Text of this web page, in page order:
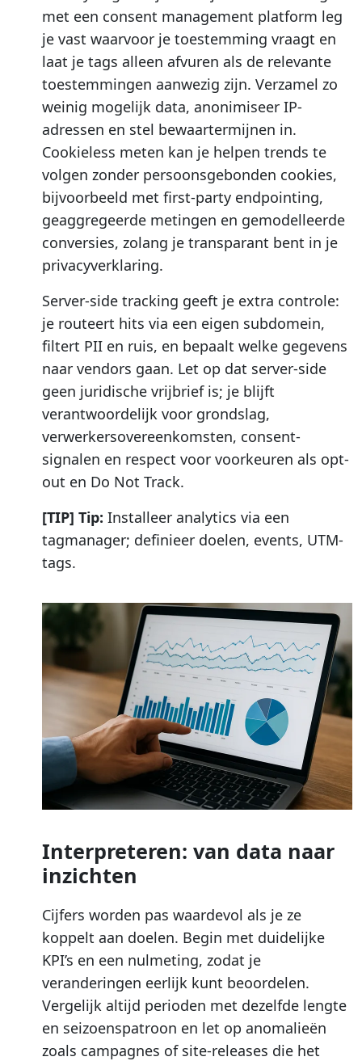
met een consent management platform leg
je vast waarvoor je toestemming vraagt en
laat je tags alleen afvuren als de relevante
toestemmingen aanwezig zijn. Verzamel zo
weinig mogelijk data, anonimiseer IP-
adressen en stel bewaartermijnen in.
Cookieless meten kan je helpen trends te
volgen zonder persoonsgebonden cookies,
bijvoorbeeld met first-party endpointing,
geaggregeerde metingen en gemodelleerde
conversies, zolang je transparant bent in je
privacyverklaring.
Server-side tracking geeft je extra controle:
je routeert hits via een eigen subdomein,
filtert PII en ruis, en bepaalt welke gegevens
naar vendors gaan. Let op dat server-side
geen juridische vrijbrief is; je blijft
verantwoordelijk voor grondslag,
verwerkersovereenkomsten, consent-
signalen en respect voor voorkeuren als opt-
out en Do Not Track.
[TIP] Tip: Installeer analytics via een
tagmanager; definieer doelen, events, UTM-
tags.
Interpreteren: van data naar
inzichten
Cijfers worden pas waardevol als je ze
koppelt aan doelen. Begin met duidelijke
KPI’s en een nulmeting, zodat je
veranderingen eerlijk kunt beoordelen.
Vergelijk altijd perioden met dezelfde lengte
en seizoenspatroon en let op anomalieën
zoals campagnes of site-releases die het